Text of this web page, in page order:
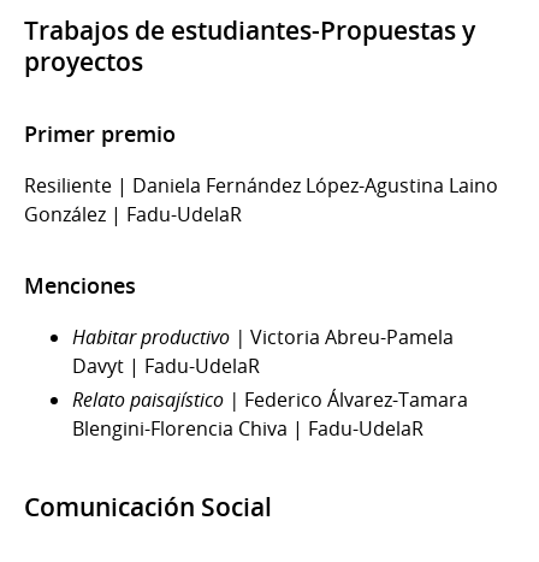
Trabajos de estudiantes-Propuestas y
proyectos
Primer premio
Resiliente | Daniela Fernández López-Agustina Laino
González | Fadu-UdelaR
Menciones
Habitar productivo | Victoria Abreu-Pamela
Davyt | Fadu-UdelaR
Relato paisajístico | Federico Álvarez-Tamara
Blengini-Florencia Chiva | Fadu-UdelaR
Comunicación Social